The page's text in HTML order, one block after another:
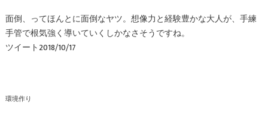
面倒、ってほんとに面倒なヤツ。想像力と経験豊かな大人が、手練
手管で根気強く導いていくしかなさそうですね。
ツイート2018/10/17
環境作り